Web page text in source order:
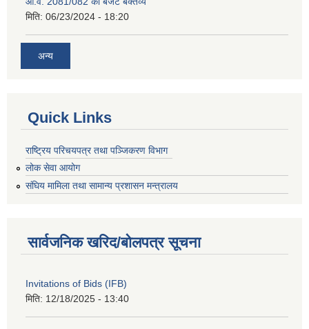
मिति: 06/23/2024 - 18:20
अन्य
Quick Links
राष्ट्रिय परिचयपत्र तथा पञ्जिकरण विभाग
लोक सेवा आयोग
संघिय मामिला तथा सामान्य प्रशासन मन्त्रालय
सार्वजनिक खरिद/बोलपत्र सूचना
Invitations of Bids (IFB)
मिति: 12/18/2025 - 13:40